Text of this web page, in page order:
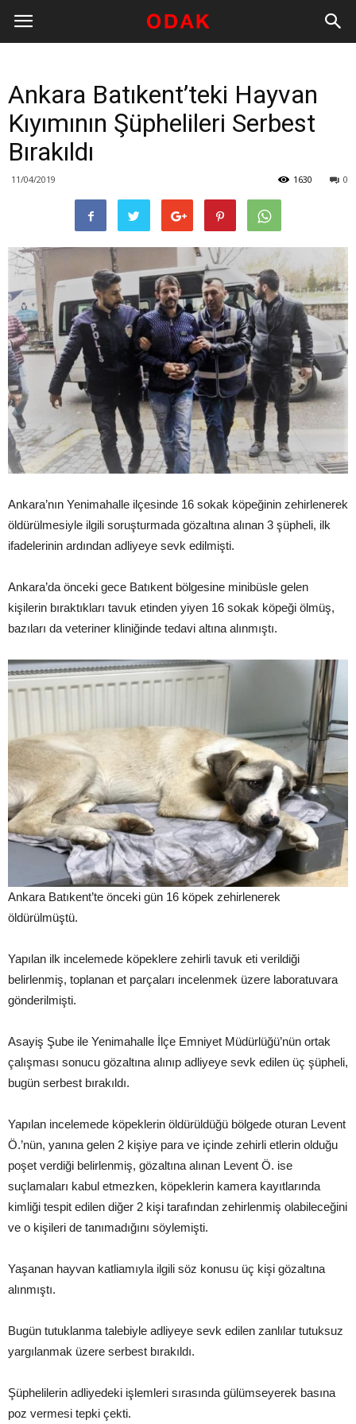
Ankara Batıkent’teki Hayvan
Kıyımının Şüphelileri Serbest
Bırakıldı
11/04/2019 0
1630
Ankara’nın Yenimahalle ilçesinde 16 sokak köpeğinin zehirlenerek
öldürülmesiyle ilgili soruşturmada gözaltına alınan 3 şüpheli, ilk
ifadelerinin ardından adliyeye sevk edilmişti.
Ankara’da önceki gece Batıkent bölgesine minibüsle gelen
kişilerin bıraktıkları tavuk etinden yiyen 16 sokak köpeği ölmüş,
bazıları da veteriner kliniğinde tedavi altına alınmıştı.
Ankara Batıkent’te önceki gün 16 köpek zehirlenerek
öldürülmüştü.
Yapılan ilk incelemede köpeklere zehirli tavuk eti verildiği
belirlenmiş, toplanan et parçaları incelenmek üzere laboratuvara
gönderilmişti.
Asayiş Şube ile Yenimahalle İlçe Emniyet Müdürlüğü’nün ortak
çalışması sonucu gözaltına alınıp adliyeye sevk edilen üç şüpheli,
bugün serbest bırakıldı.
Yapılan incelemede köpeklerin öldürüldüğü bölgede oturan Levent
Ö.’nün, yanına gelen 2 kişiye para ve içinde zehirli etlerin olduğu
poşet verdiği belirlenmiş, gözaltına alınan Levent Ö. ise
suçlamaları kabul etmezken, köpeklerin kamera kayıtlarında
kimliği tespit edilen diğer 2 kişi tarafından zehirlenmiş olabileceğini
ve o kişileri de tanımadığını söylemişti.
Yaşanan hayvan katliamıyla ilgili söz konusu üç kişi gözaltına
alınmıştı.
Bugün tutuklanma talebiyle adliyeye sevk edilen zanlılar tutuksuz
yargılanmak üzere serbest bırakıldı.
Şüphelilerin adliyedeki işlemleri sırasında gülümseyerek basına
poz vermesi tepki çekti.